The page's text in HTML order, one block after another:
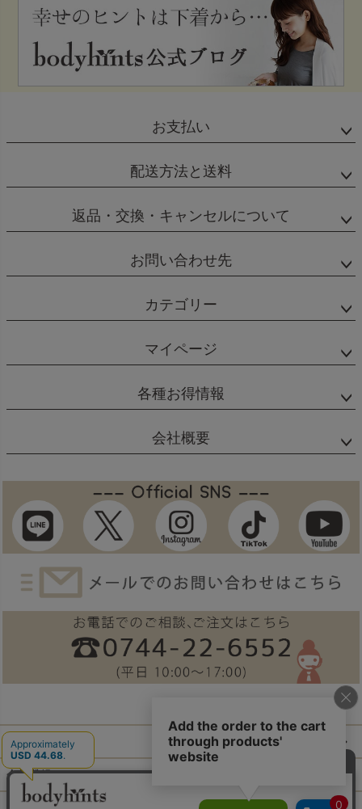
お支払い
配送方法と送料
返品・交換・キャンセルについて
お問い合わせ先
カテゴリー
マイページ
各種お得情報
会社概要
ご利用ガイド
会員登録